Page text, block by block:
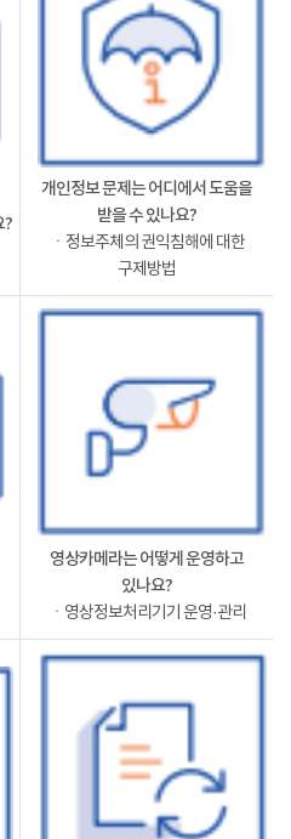
?
개인정보 문제는 어디에서 도움을
받을 수 있나요?
ㆍ정보주체의 권익침해에 대한
구제방법
영상카메라는 어떻게 운영하고
있나요?
ㆍ영상정보처리기기 운영·관리